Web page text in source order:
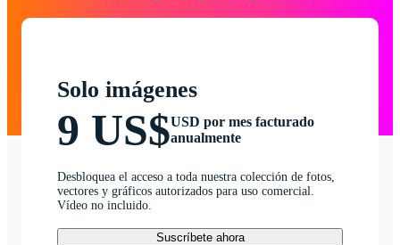
Solo imágenes
9 US$USD por mes facturado
anualmente
Desbloquea el acceso a toda nuestra colección de fotos,
vectores y gráficos autorizados para uso comercial.
Vídeo no incluido.
Suscríbete ahora